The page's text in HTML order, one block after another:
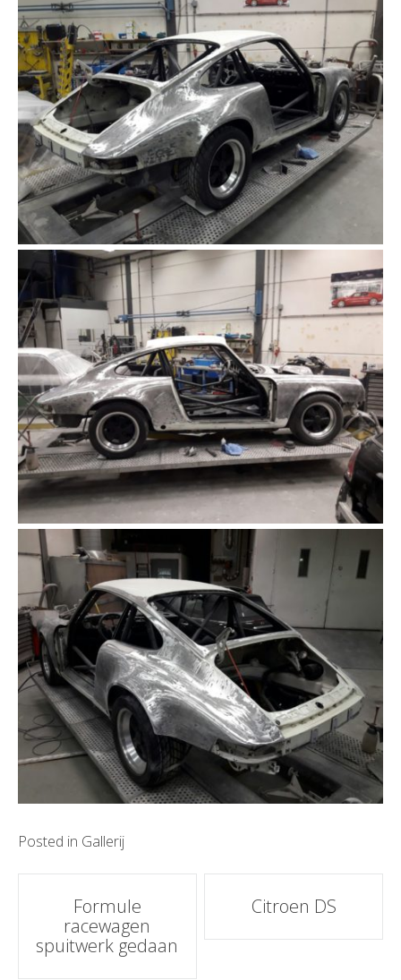
Posted in Gallerij
navigation
Formule
racewagen
spuitwerk gedaan
Citroen DS